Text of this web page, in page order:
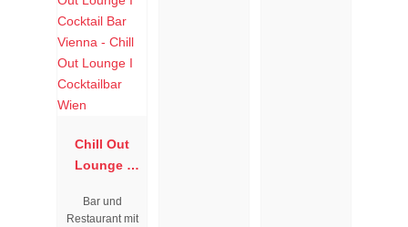
Chill Out
Lounge I
Wien
Bar und
Restaurant mit